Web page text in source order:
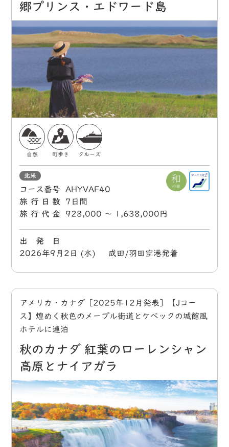
郷プリンス・エドワード島
自然 町歩き クルーズ
北米
コース番号
AHYVAF40
旅行日数
7日間
旅行代金
928,000 〜 1,638,000円
出 発 日
2026年9月2日 (水) 成田/羽田空港発着
アメリカ・カナダ［2025年12月発表］【Jコー
ス】煌めく秋色のメープル街道とケベックの城館風
ホテルに連泊
秋のカナダ 紅葉のローレンシャン
高原とナイアガラ